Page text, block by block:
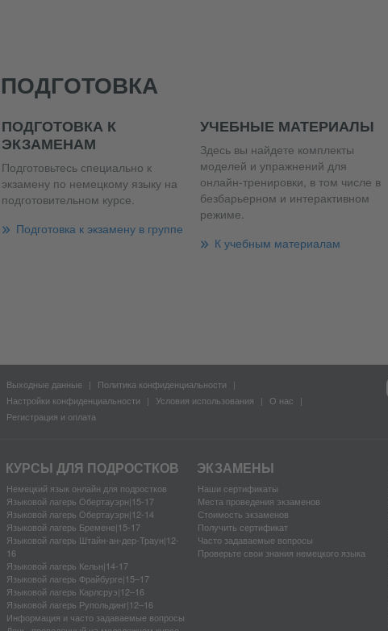
ПОДГОТОВКА
ПОДГОТОВКА К
ЭКЗАМЕНАМ
Подготовьтесь специально к
экзамену по немецкому языку на
подготовительном курсе.
Подготовка к экзамену в группе
УЧЕБНЫЕ МАТЕРИАЛЫ
Здесь вы найдете комплекты
моделей и упражнений для
онлайн-тренировки, в том числе в
безбарьерном и интерактивном
режиме.
К учебным материалам
Выходные данные
Политика конфиденциальности
Настройки конфиденциальности
Условия использования
О нас
Регистрация и оплата
КУРСЫ ДЛЯ ПОДРОСТКОВ
Немецкий язык онлайн для подростков
Языковой лагерь Обертауэрн|15-17
Языковой лагерь Обертауэрн|12-14
Языковой лагерь Бремене|15-17
Языковой лагерь Штайн-ан-дер-Траун|12-
16
Языковой лагерь Кельн|14-17
Языковой лагерь Фрайбурге|15–17
Языковой лагерь Карлсруэ|12–16
Языковой лагерь Рупольдинг|12–16
Информация и часто задаваемые вопросы
ЭКЗАМЕНЫ
Наши сертификаты
Места проведения экзаменов
Стоимость экзаменов
Получить сертификат
Часто задаваемые вопросы
Проверьте свои знания немецкого языка